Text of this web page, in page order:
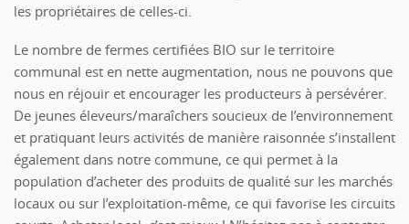
les propriétaires de celles-ci.
Le nombre de fermes certifiées BIO sur le territoire
communal est en nette augmentation, nous ne pouvons que
nous en réjouir et encourager les producteurs à persévérer.
De jeunes éleveurs/maraîchers soucieux de l’environnement
et pratiquant leurs activités de manière raisonnée s’installent
également dans notre commune, ce qui permet à la
population d’acheter des produits de qualité sur les marchés
locaux ou sur l’exploitation-même, ce qui favorise les circuits